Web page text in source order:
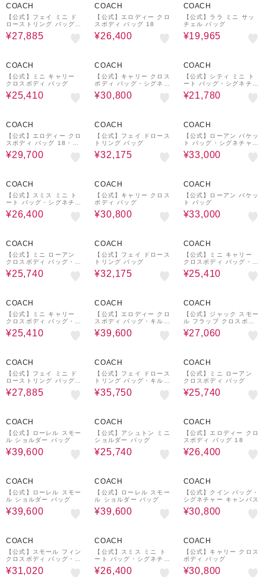
COACH
【公式】フェイ ミニ ド
ローストリング バッグ・
ルーシング
¥27,885
COACH
【公式】エロディー クロ
スボディ バッグ 18
¥26,400
COACH
【公式】ララ ミニ サッ
チェル バッグ
¥19,965
COACH
【公式】ミニ キャリー
クロスボディ バッグ
¥25,410
COACH
【公式】キャリー クロス
ボディ バッグ・シグネチ
ャー デニム
¥30,800
COACH
【公式】シティ ミニ ト
ート バッグ・シグネチャ
ー キャンバス
¥21,780
COACH
【公式】エロディー クロ
スボディ バッグ 18・キ
ルティング
¥29,700
COACH
【公式】フェイ ドロース
トリング バッグ
¥32,175
COACH
【公式】ローアン バケッ
ト バッグ・シグネチャー
キャンバス
¥33,000
COACH
【公式】スミス ミニ ト
ート バッグ・シグネチャ
ー ジャカード
¥26,400
COACH
【公式】キャリー クロス
ボディ バッグ
¥30,800
COACH
【公式】ローアン バケッ
ト バッグ
¥33,000
COACH
【公式】ミニ ローアン
クロスボディ バッグ・ブ
ロックド シグネチャー
キャンバス
¥25,740
COACH
【公式】フェイ ドロース
トリング バッグ
¥32,175
COACH
【公式】ミニ キャリー
クロスボディ バッグ・シ
グネチャー キャンバス
¥25,410
COACH
【公式】ミニ キャリー
クロスボディ バッグ・シ
グネチャー キャンバス
¥25,410
COACH
【公式】エロディー クロ
スボディ バッグ・キルテ
ィング
¥39,600
COACH
【公式】ジャック スモー
ル フラップ クロスボデ
ィ バッグ・シグネチャー
キャンバス
¥27,060
COACH
【公式】フェイ ミニ ド
ローストリング バッグ・
ルーシング
¥27,885
COACH
【公式】フェイ ドロース
トリング バッグ・キルテ
ィング
¥35,750
COACH
【公式】ミニ ローアン
クロスボディ バッグ
¥25,740
COACH
【公式】ローレル スモー
ル ショルダー バッグ
¥39,600
COACH
【公式】アシュトン ミニ
ショルダー バッグ
¥25,740
COACH
【公式】エロディー クロ
スボディ バッグ 18
¥26,400
COACH
【公式】ローレル スモー
ル ショルダー バッグ
¥39,600
COACH
【公式】ローレル スモー
ル ショルダー バッグ
¥39,600
COACH
【公式】クイン バッグ・
シグネチャー キャンバス
¥30,800
COACH
【公式】スモール フィン
クロスボディ バッグ・ポ
ーチ・シグネチャー キャ
ンバス
¥31,020
COACH
【公式】スミス ミニ ト
ート バッグ・シグネチャ
ー ジャカード
¥26,400
COACH
【公式】キャリー クロス
ボディ バッグ
¥30,800